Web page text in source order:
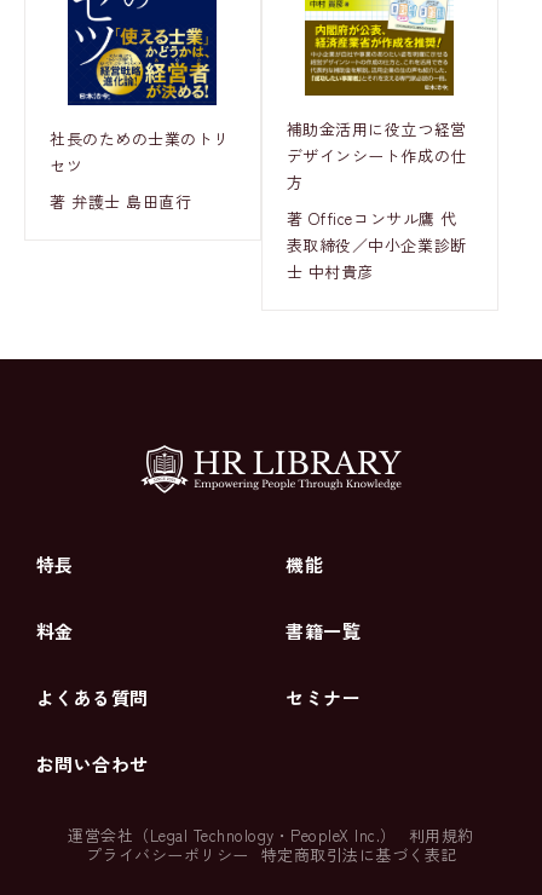
社長のための士業のトリ
セツ
著 弁護士 島田直行
補助金活用に役立つ経営
デザインシート作成の仕
方
著 Officeコンサル鷹 代
表取締役／中小企業診断
士 中村貴彦
特長 機能
料金 書籍一覧
よくある質問 セミナー
お問い合わせ
運営会社（Legal Technology ・ PeopleX Inc.）
利用規約
プライバシーポリシー
特定商取引法に基づく表記